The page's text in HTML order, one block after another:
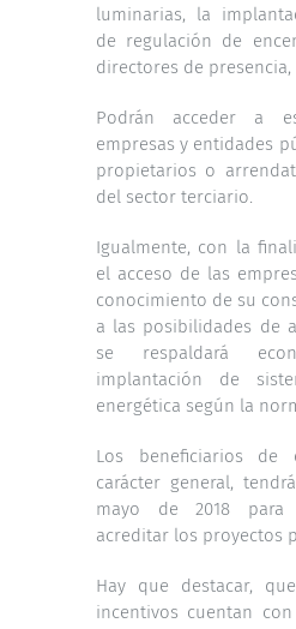
luminarias, la
de regulación de
directores de presencia,
Podrán acceder a
empresas y entidades
propietarios o
del sector terciario.
Igualmente, con la
el acceso de las
conocimiento de su
a las posibilidades de
se respaldará
implantación de
energética según la
Los beneficiarios de
carácter general,
mayo de 2018
acreditar los proyectos
Hay que destacar,
incentivos cuentan